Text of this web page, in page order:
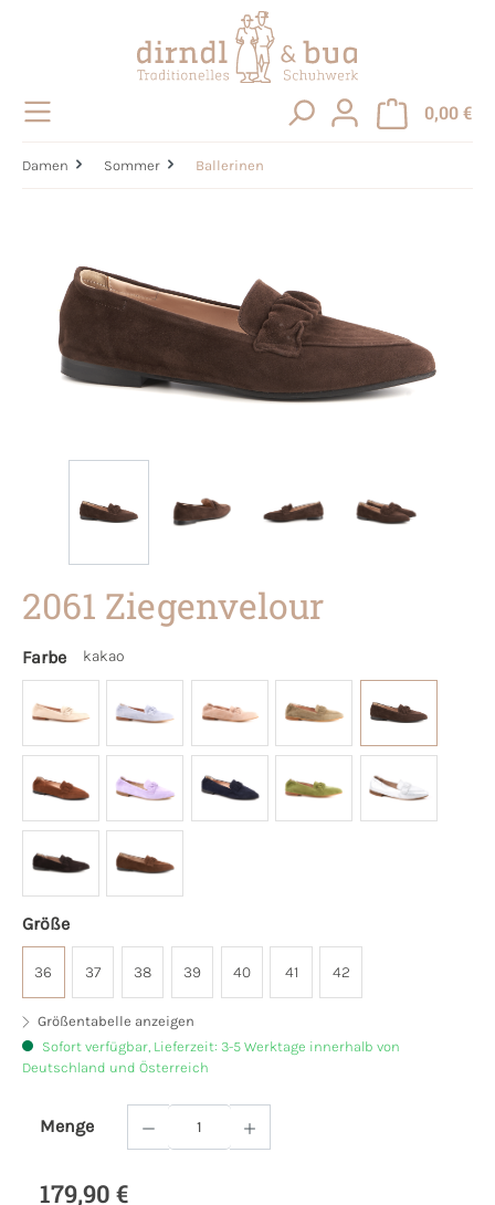
0,00 €
Damen Sommer Ballerinen
2061 Ziegenvelour
Farbe kakao
Größe
36 37 38 39 40 41 42
Größentabelle anzeigen
Sofort verfügbar, Lieferzeit: 3-5 Werktage innerhalb von
Deutschland und Österreich
Menge
Produkt Anzahl: Gib den gewünschten
179,90 €